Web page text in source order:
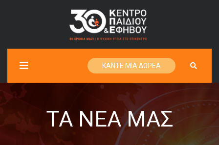
ΚΑΝΤΕ ΜΙΑ ΔΩΡΕΑ
ΤΑ ΝΈΑ ΜΑΣ